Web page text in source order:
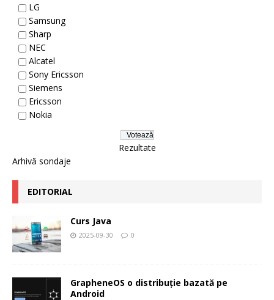
LG
Samsung
Sharp
NEC
Alcatel
Sony Ericsson
Siemens
Ericsson
Nokia
Rezultate
Arhivă sondaje
EDITORIAL
Curs Java
2025-09-30 0
GrapheneOS o distribuție bazată pe
Android